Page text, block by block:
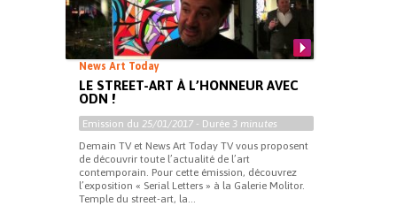
News Art Today
LE STREET-ART À L’HONNEUR AVEC
ODN !
Emission du 25/01/2017 - Durée 3 minutes
Demain TV et News Art Today TV vous proposent
de découvrir toute l’actualité de l’art
contemporain. Pour cette émission, découvrez
l’exposition « Serial Letters » à la Galerie Molitor.
Temple du street-art, la...